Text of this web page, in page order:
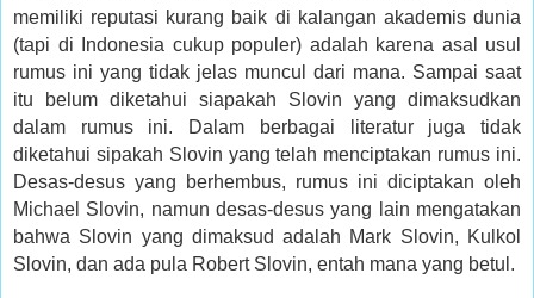
memiliki reputasi kurang baik di kalangan akademis dunia
(tapi di Indonesia cukup populer) adalah karena asal usul
rumus ini yang tidak jelas muncul dari mana. Sampai saat
itu belum diketahui siapakah Slovin yang dimaksudkan
dalam rumus ini. Dalam berbagai literatur juga tidak
diketahui sipakah Slovin yang telah menciptakan rumus ini.
Desas-desus yang berhembus, rumus ini diciptakan oleh
Michael Slovin, namun desas-desus yang lain mengatakan
bahwa Slovin yang dimaksud adalah Mark Slovin, Kulkol
Slovin, dan ada pula Robert Slovin, entah mana yang betul.